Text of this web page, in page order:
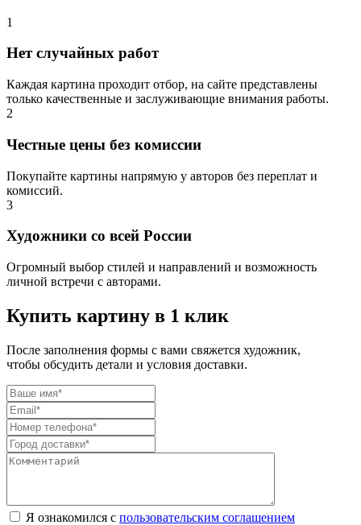
1
Нет случайных работ
Каждая картина проходит отбор, на сайте представлены
только качественные и заслуживающие внимания работы.
2
Честные цены без комиссии
Покупайте картины напрямую у авторов без переплат и
комиссий.
3
Художники со всей России
Огромный выбор стилей и направлений и возможность
личной встречи с авторами.
Купить картину в 1 клик
После заполнения формы с вами свяжется художник,
чтобы обсудить детали и условия доставки.
Я ознакомился с пользовательским соглашением